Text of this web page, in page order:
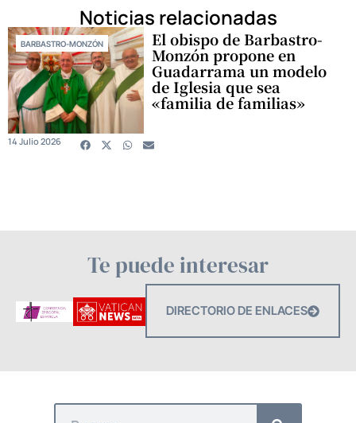
Noticias relacionadas
BARBASTRO-MONZÓN El obispo de Barbastro-
Monzón propone en
Guadarrama un modelo
de Iglesia que sea
«familia de familias»
14 Julio 2026
Te puede interesar
DIRECTORIO DE ENLACES